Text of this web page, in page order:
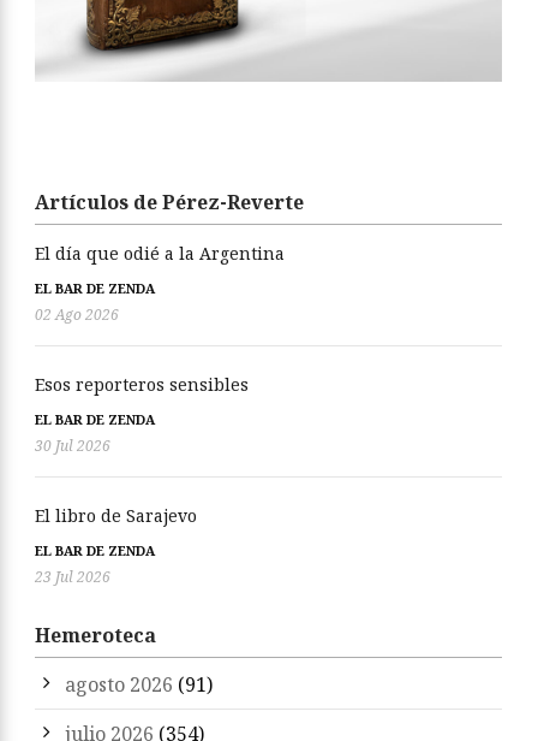
Artículos de Pérez-Reverte
El día que odié a la Argentina
EL BAR DE ZENDA
02 Ago 2026
Esos reporteros sensibles
EL BAR DE ZENDA
30 Jul 2026
El libro de Sarajevo
EL BAR DE ZENDA
23 Jul 2026
Hemeroteca
agosto 2026 (91)
julio 2026 (354)